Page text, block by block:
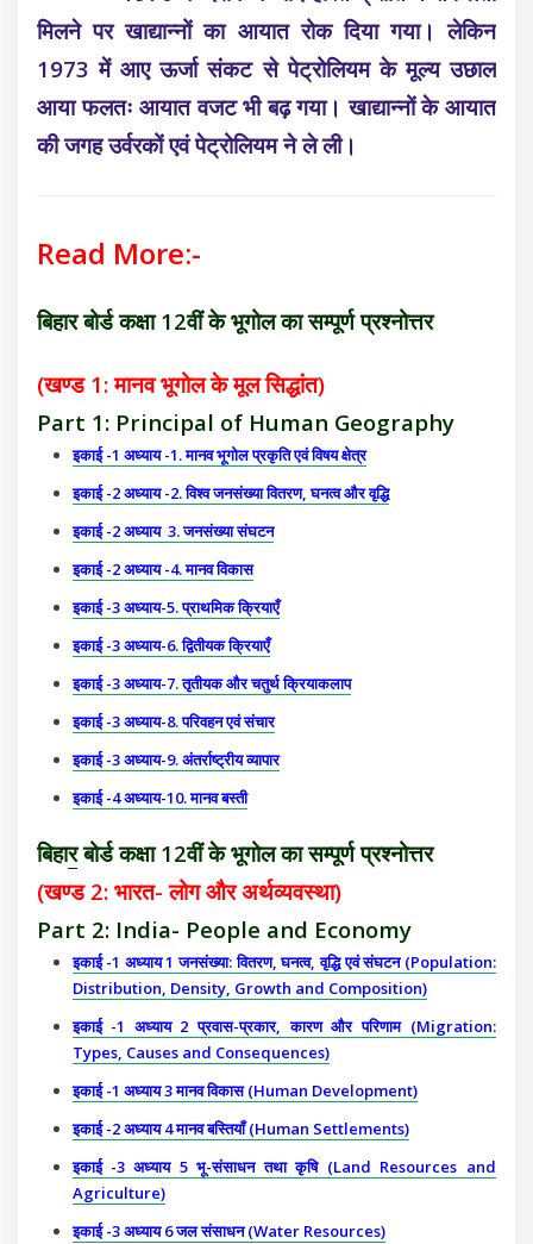
मिलने पर खाद्यान्नों का आयात रोक दिया गया। लेकिन
1973 में आए ऊर्जा संकट से पेट्रोलियम के मूल्य उछाल
आया फलतः आयात वजट भी बढ़ गया। खाद्यान्नों के आयात
की जगह उर्वरकों एवं पेट्रोलियम ने ले ली।
Read More:-
बिहार बोर्ड कक्षा 12वीं के भूगोल का सम्पूर्ण प्रश्नोत्तर
(खण्ड 1: मानव भूगोल के मूल सिद्धांत)
Part 1: Principal of Human Geography
इकाई -1 अध्याय -1. मानव भूगोल प्रकृति एवं विषय क्षेत्र
इकाई -2 अध्याय -2. विश्व जनसंख्या वितरण, घनत्व और वृद्धि
इकाई -2 अध्याय 3. जनसंख्या संघटन
इकाई -2 अध्याय -4. मानव विकास
इकाई -3 अध्याय-5. प्राथमिक क्रियाएँ
इकाई -3 अध्याय-6. द्वितीयक क्रियाएँ
इकाई -3 अध्याय-7. तृतीयक और चतुर्थ क्रियाकलाप
इकाई -3 अध्याय-8. परिवहन एवं संचार
इकाई -3 अध्याय-9. अंतर्राष्ट्रीय व्यापार
इकाई -4 अध्याय-10. मानव बस्ती
बिहारबोर्ड कक्षा 12वीं के भूगोल का सम्पूर्ण प्रश्नोत्तर
(खण्ड 2: भारत- लोग और अर्थव्यवस्था)
Part 2: India- People and Economy
इकाई -1 अध्याय 1 जनसंख्या: वितरण, घनत्व, वृद्धि एवं संघटन (Population:
Distribution, Density, Growth and Composition)
इकाई -1 अध्याय 2 प्रवास-प्रकार, कारण और परिणाम (Migration:
Types, Causes and Consequences)
इकाई -1 अध्याय 3 मानव विकास (Human Development)
इकाई -2 अध्याय 4 मानव बस्तियाँ (Human Settlements)
इकाई -3 अध्याय 5 भू-संसाधन तथा कृषि (Land Resources and
Agriculture)
इकाई -3 अध्याय 6 जल संसाधन (Water Resources)